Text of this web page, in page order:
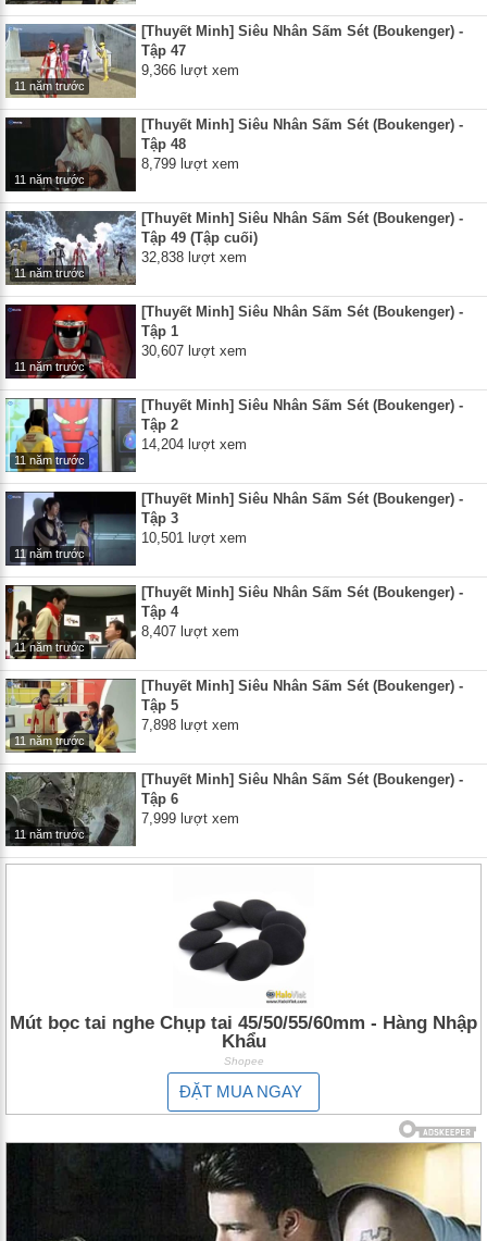
11 năm trước
[Thuyết Minh] Siêu Nhân Sấm Sét (Boukenger) -
Tập 47
9,366 lượt xem
11 năm trước
[Thuyết Minh] Siêu Nhân Sấm Sét (Boukenger) -
Tập 48
8,799 lượt xem
11 năm trước
[Thuyết Minh] Siêu Nhân Sấm Sét (Boukenger) -
Tập 49 (Tập cuối)
32,838 lượt xem
11 năm trước
[Thuyết Minh] Siêu Nhân Sấm Sét (Boukenger) -
Tập 1
30,607 lượt xem
11 năm trước
[Thuyết Minh] Siêu Nhân Sấm Sét (Boukenger) -
Tập 2
14,204 lượt xem
11 năm trước
[Thuyết Minh] Siêu Nhân Sấm Sét (Boukenger) -
Tập 3
10,501 lượt xem
11 năm trước
[Thuyết Minh] Siêu Nhân Sấm Sét (Boukenger) -
Tập 4
8,407 lượt xem
11 năm trước
[Thuyết Minh] Siêu Nhân Sấm Sét (Boukenger) -
Tập 5
7,898 lượt xem
11 năm trước
[Thuyết Minh] Siêu Nhân Sấm Sét (Boukenger) -
Tập 6
7,999 lượt xem
Mút bọc tai nghe Chụp tai 45/50/55/60mm - Hàng Nhập
Khẩu
Shopee
ĐẶT MUA NGAY